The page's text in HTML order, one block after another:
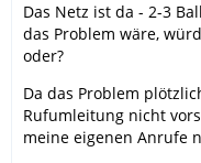
Das Netz ist da - 2-3
das Problem wäre,
oder?
Da das Problem
Rufumleitung nicht
meine eigenen Anrufe